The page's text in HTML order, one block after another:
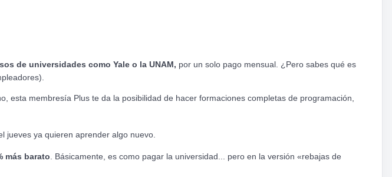
de universidades como Yale o la UNAM, por un solo pago mensual. ¿Pero sabes qué es
esta membresía Plus te da la posibilidad de hacer formaciones completas de programación,
jueves ya quieren aprender algo nuevo.
más barato . Básicamente, es como pagar la universidad... pero en la versión «rebajas de